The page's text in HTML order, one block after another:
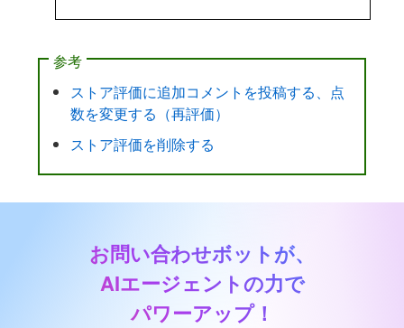
参考
ストア評価に追加コメントを投稿する、点
数を変更する（再評価）
ストア評価を削除する
お問い合わせボットが、
AIエージェントの力で
パワーアップ！